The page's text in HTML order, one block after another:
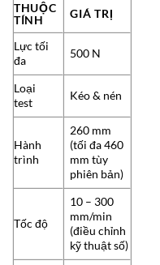
THUỘC
TÍNH
GIÁ TRỊ
Lực tối
đa
500 N
Loại
test
Kéo & nén
Hành
trình
260 mm
(tối đa 460
mm tùy
phiên bản)
Tốc độ
10 – 300
mm/min
(điều chỉnh
kỹ thuật số)